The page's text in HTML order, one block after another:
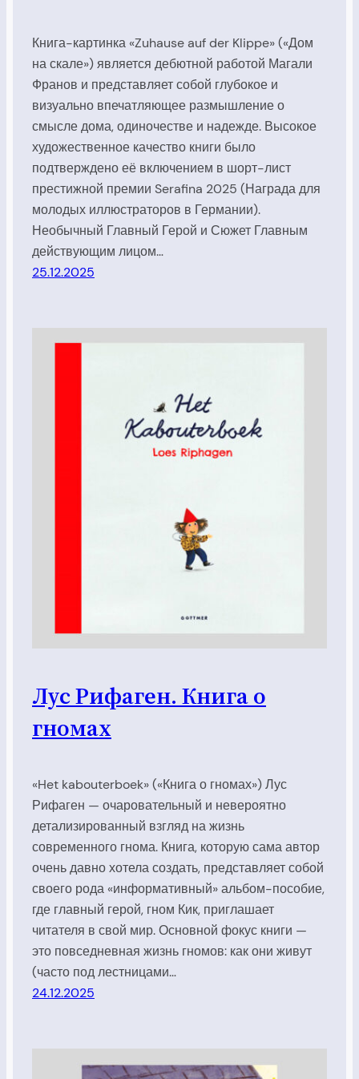
Книга-картинка «Zuhause auf der Klippe» («Дом
на скале») является дебютной работой Магали
Франов и представляет собой глубокое и
визуально впечатляющее размышление о
смысле дома, одиночестве и надежде. Высокое
художественное качество книги было
подтверждено её включением в шорт-лист
престижной премии Serafina 2025 (Награда для
молодых иллюстраторов в Германии).
Необычный Главный Герой и Сюжет Главным
действующим лицом…
25.12.2025
Лус Рифаген. Книга о
гномах
«Het kabouterboek» («Книга о гномах») Лус
Рифаген — очаровательный и невероятно
детализированный взгляд на жизнь
современного гнома. Книга, которую сама автор
очень давно хотела создать, представляет собой
своего рода «информативный» альбом-пособие,
где главный герой, гном Кик, приглашает
читателя в свой мир. Основной фокус книги —
это повседневная жизнь гномов: как они живут
(часто под лестницами…
24.12.2025